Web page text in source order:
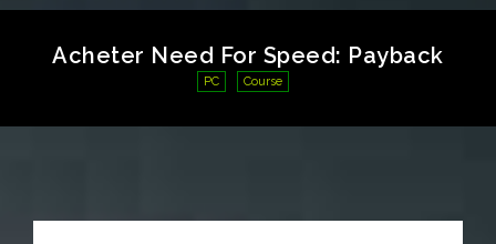
Acheter Need For Speed: Payback
PC Course